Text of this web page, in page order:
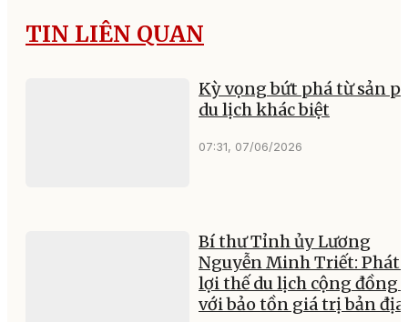
TIN LIÊN QUAN
Kỳ vọng bứt phá từ sản
du lịch khác biệt
07:31, 07/06/2026
Bí thư Tỉnh ủy Lương
Nguyễn Minh Triết: Phát
lợi thế du lịch cộng đồng
với bảo tồn giá trị bản địa